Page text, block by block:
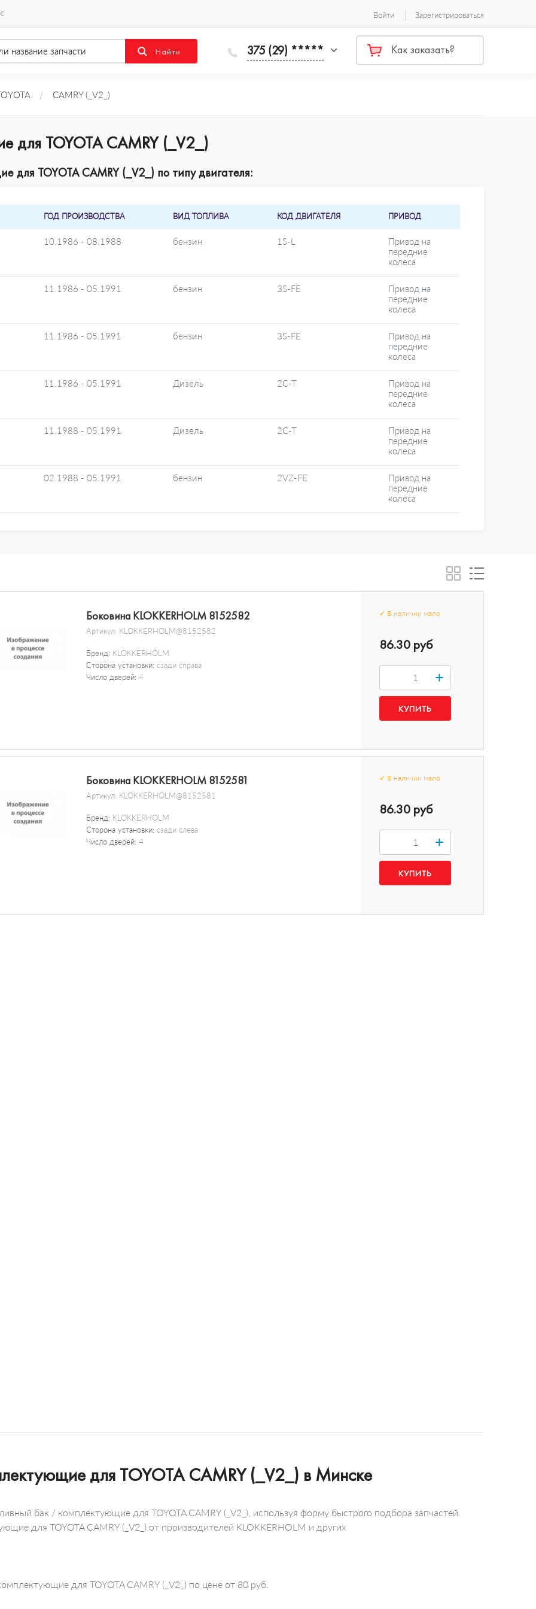
Войти Зарегистрироваться
375 (29) ***** Как заказать?
/ CAMRY (_V2_)
для TOYOTA CAMRY (_V2_)
TOYOTA CAMRY (_V2_) по типу двигателя:
ГОД ПРОИЗВОДСТВА ВИД ТОПЛИВА КОД ДВИГАТЕЛЯ ПРИВОД
10.1986 - 08.1988 бензин 1S-L
Привод на
передние
колеса
11.1986 - 05.1991 бензин 3S-FE
Привод на
передние
колеса
11.1986 - 05.1991 бензин 3S-FE
Привод на
передние
колеса
11.1986 - 05.1991 Дизель 2C-T
Привод на
передние
колеса
11.1988 - 05.1991 Дизель 2C-T
Привод на
передние
колеса
02.1988 - 05.1991 бензин 2VZ-FE
Привод на
передние
колеса
Боковина KLOKKERHOLM 8152582
Артикул: KLOKKERHOLM@8152582
Бренд: KLOKKERHOLM
Сторона установки: сзади справа
Число дверей: 4
✓ В наличии мало
86.30 руб
+
Боковина KLOKKERHOLM 8152581
Артикул: KLOKKERHOLM@8152581
Бренд: KLOKKERHOLM
Сторона установки: сзади слева
Число дверей: 4
✓ В наличии мало
86.30 руб
+
для TOYOTA CAMRY (_V2_) в Минске
бак / комплектующие для TOYOTA CAMRY (_V2_), используя форму быстрого подбора запчастей.
для TOYOTA CAMRY (_V2_) от производителей KLOKKERHOLM и других
для TOYOTA CAMRY (_V2_) по цене от 80 руб.